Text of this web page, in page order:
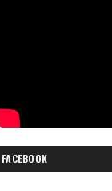
FACEBOOK